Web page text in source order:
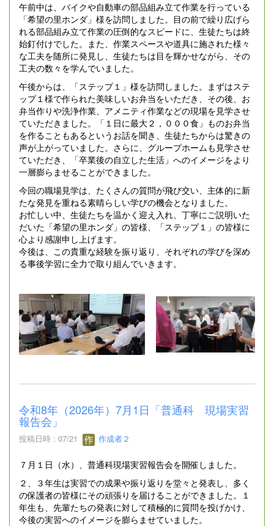
午前中は、バイクや自動車の部品組み立て作業を行っている
「希望の里ホンダ」様を訪問しました。目の前で繰り広げら
れる部品組み立て作業の圧倒的なスピードに、生徒たちは終
始釘付けでした。また、作業スペースや道具に施された様々
な工夫を随所に発見し、生徒たちは目を輝かせながら、その
工夫の数々を学んでいました。
午後からは、「ステップ１」様を訪問しました。まずはステ
ップ１様で作られた美味しいお弁当をいただき、その後、お
弁当作りや洗浄作業、アメニティ作業などの現場を見学させ
ていただきました。「１日に最大２，０００食」ものお弁当
を作ることもあるというお話を聞き、生徒たちからは驚きの
声が上がっていました。さらに、グループホームも見学させ
ていただき、「卒業後の自立した生活」へのイメージをより
一層膨らませることができました。
今回の職場見学は、たくさんの質問が飛び交い、主体的に新
たな発見を重ねる素晴らしい学びの機会となりました。
お忙しい中、生徒たちを温かく迎え入れ、丁寧にご説明いた
だいた「希望の里ホンダ」の皆様、「ステップ１」の皆様に
心より感謝申し上げます。
今後は、この貴重な経験を振り返り、それぞれの学びを深め
る事後学習に全力で取り組んでいきます。
令和8年（2026年）7月1日「普通科 現場実習
報告会」
投稿日時 : 07/21 作成者２
７月１日（水）、普通科現場実習報告会を開催しました。
２、３年生は実習での成果や振り返りを堂々と発表し、多く
の保護者の皆様にその頑張りを届けることができました。１
年生も、先輩たちの発表に対して積極的に質問を投げかけ、
今後の実習へのイメージを膨らませていました。